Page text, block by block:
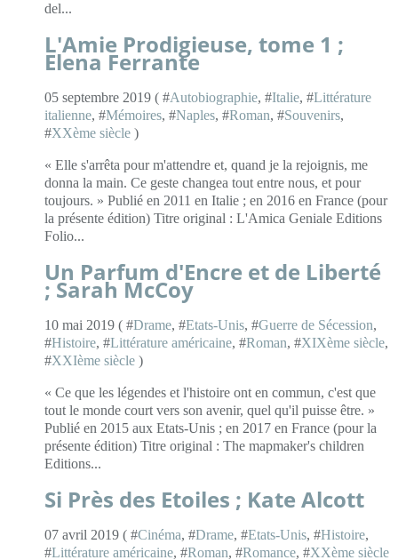
del...
L'Amie Prodigieuse, tome 1 ;
Elena Ferrante
05 septembre 2019 ( #Autobiographie, #Italie, #Littérature
italienne, #Mémoires, #Naples, #Roman, #Souvenirs,
#XXème siècle )
« Elle s'arrêta pour m'attendre et, quand je la rejoignis, me
donna la main. Ce geste changea tout entre nous, et pour
toujours. » Publié en 2011 en Italie ; en 2016 en France (pour
la présente édition) Titre original : L'Amica Geniale Editions
Folio...
Un Parfum d'Encre et de Liberté
; Sarah McCoy
10 mai 2019 ( #Drame, #Etats-Unis, #Guerre de Sécession,
#Histoire, #Littérature américaine, #Roman, #XIXème siècle,
#XXIème siècle )
« Ce que les légendes et l'histoire ont en commun, c'est que
tout le monde court vers son avenir, quel qu'il puisse être. »
Publié en 2015 aux Etats-Unis ; en 2017 en France (pour la
présente édition) Titre original : The mapmaker's children
Editions...
Si Près des Etoiles ; Kate Alcott
07 avril 2019 ( #Cinéma, #Drame, #Etats-Unis, #Histoire,
#Littérature américaine, #Roman, #Romance, #XXème siècle